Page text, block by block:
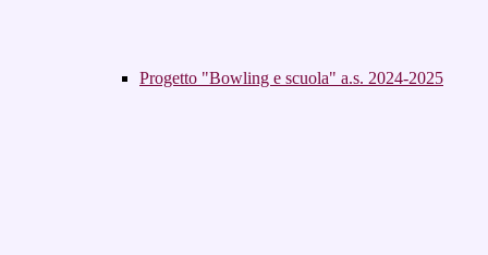
Progetto "Bowling e scuola" a.s. 2024-2025